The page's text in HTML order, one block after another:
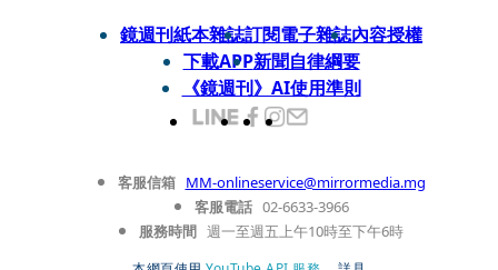
鏡週刊紙本雜誌訂閱電子雜誌內容授權
下載APP新聞自律綱要
《鏡週刊》AI使用準則
客服信箱 MM-onlineservice@mirrormedia.mg
客服電話 02-6633-3966
服務時間 週一至週五上午10時至下午6時